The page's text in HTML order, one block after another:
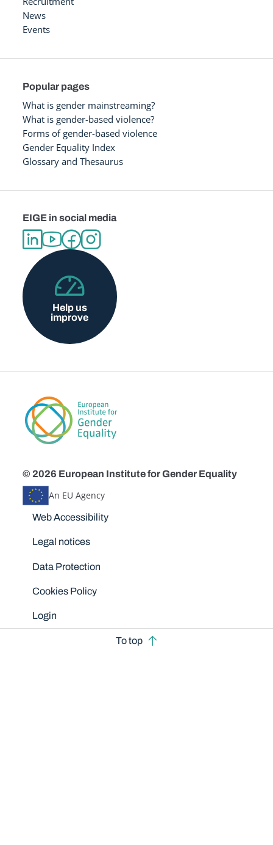
News
Events
Popular pages
What is gender mainstreaming?
What is gender-based violence?
Forms of gender-based violence
Gender Equality Index
Glossary and Thesaurus
EIGE in social media
Help us
improve
© 2026 European Institute for Gender Equality
An EU Agency
Disclaimers
Web Accessibility
Legal notices
Data Protection
Cookies Policy
Login
To top